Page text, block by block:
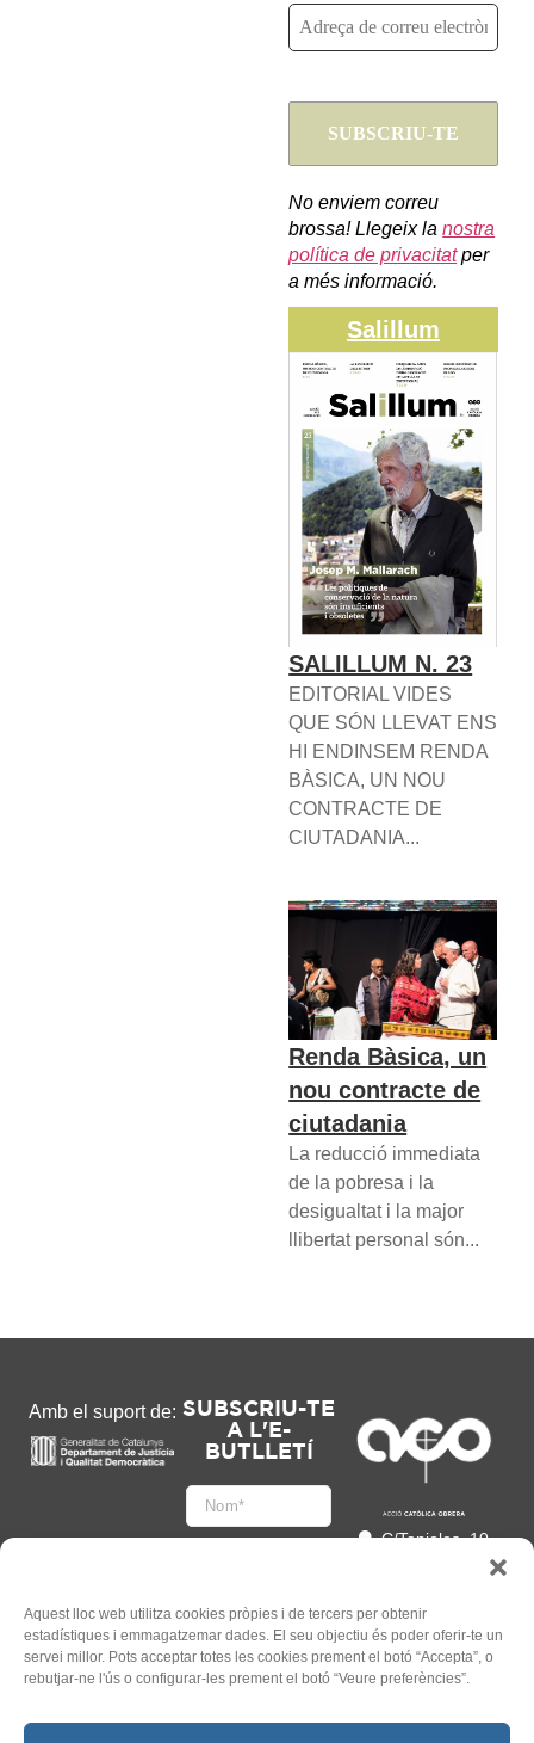
Aquest lloc web utilitza cookies pròpies i de tercers per obtenir
estadístiques i emmagatzemar dades. El seu objectiu és poder oferir-te un
servei millor. Pots acceptar totes les cookies prement el botó “Accepta”, o
rebutjar-ne l'ús o configurar-les prement el botó “Veure preferències”.
No enviem correu
brossa! Llegeix lanostra
política de privacitatper
a més informació.
Salillum
SALILLUM N. 23
EDITORIAL VIDES
QUE SÓN LLEVAT ENS
HI ENDINSEM RENDA
BÀSICA, UN NOU
CONTRACTE DE
CIUTADANIA...
Renda Bàsica, un
nou contracte de
ciutadania
La reducció immediata
de la pobresa i la
desigualtat i la major
llibertat personal són...
Amb el suport de: SUBSCRIU-TE
A L'E-
BUTLLETÍ
Accepto
l'Informació legal
C/Tapioles, 10
93 505 86 86
hola@acocat.org